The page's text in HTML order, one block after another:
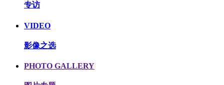
专访
VIDEO
影像之选
PHOTO GALLERY